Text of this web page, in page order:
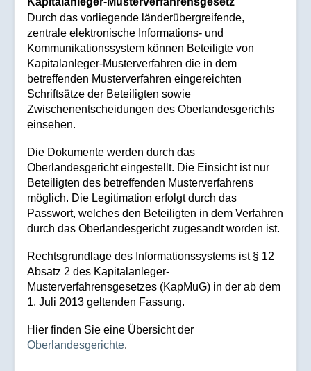
Durch das vorliegende länderübergreifende,
zentrale elektronische Informations- und
Kommunikationssystem können Beteiligte von
Kapitalanleger-Musterverfahren die in dem
betreffenden Musterverfahren eingereichten
Schriftsätze der Beteiligten sowie
Zwischenentscheidungen des Oberlandesgerichts
einsehen.
Die Dokumente werden durch das
Oberlandesgericht eingestellt. Die Einsicht ist nur
Beteiligten des betreffenden Musterverfahrens
möglich. Die Legitimation erfolgt durch das
Passwort, welches den Beteiligten in dem Verfahren
durch das Oberlandesgericht zugesandt worden ist.
Rechtsgrundlage des Informationssystems ist § 12
Absatz 2 des Kapitalanleger-
Musterverfahrensgesetzes (KapMuG) in der ab dem
1. Juli 2013 geltenden Fassung.
Hier finden Sie eine Übersicht der
Oberlandesgerichte.